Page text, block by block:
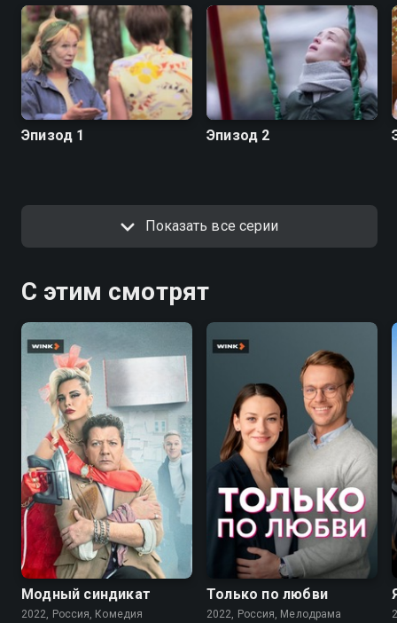
Эпизод 1 Эпизод 2
Показать все серии
С этим смотрят
7.6
Модный синдикат
2022, Россия, Комедия
Только по любви
2022, Россия, Мелодрама